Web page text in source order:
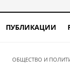
ПУБЛИКАЦИИ
ОБЩЕСТВО И